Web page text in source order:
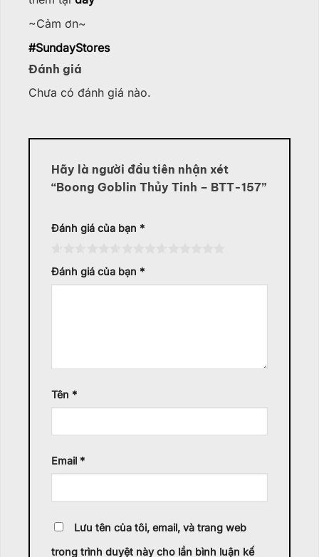
~Cảm ơn~
#SundayStores
Đánh giá
Chưa có đánh giá nào.
Hãy là người đầu tiên nhận xét
“Boong Goblin Thủy Tinh – BTT-157”
Đánh giá của bạn *
Đánh giá của bạn *
Tên *
Email *
Lưu tên của tôi, email, và trang web
trong trình duyệt này cho lần bình luận kế